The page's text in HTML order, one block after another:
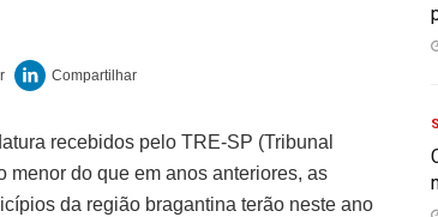
recebidos pelo TRE-SP (Tribunal
do que em anos anteriores, as
da região bragantina terão neste ano